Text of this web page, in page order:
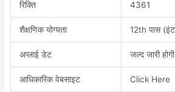
रिक्ति 4361
शैक्षणिक योग्यता 12th पास
अप्लाई डेट जल्द जारी होगी
आधिकारिक वेबसाइट Click Here